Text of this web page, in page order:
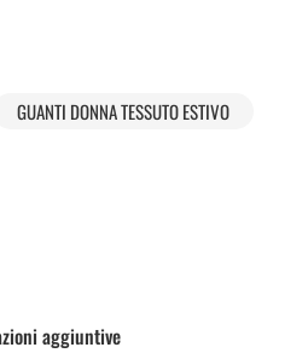
GUANTI DONNA TESSUTO ESTIVO
aggiuntive